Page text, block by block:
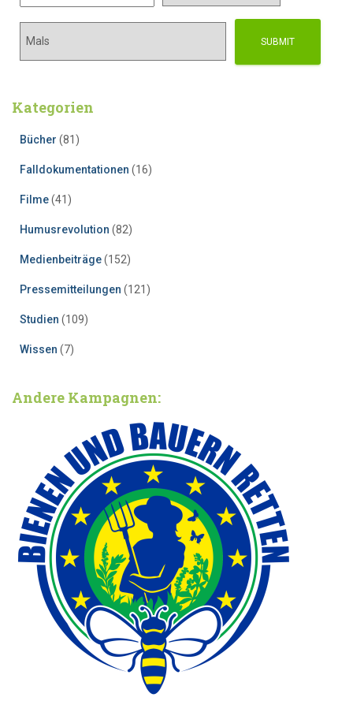
Kategorien
Bücher (81)
Falldokumentationen (16)
Filme(41)
Humusrevolution (82)
Medienbeiträge(152)
Pressemitteilungen (121)
Studien (109)
Wissen (7)
Andere Kampagnen: